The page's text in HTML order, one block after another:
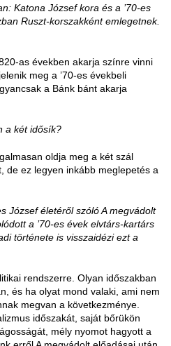
Katona József kora és a ’70-es
Ruszt-korszakként emlegetnek.
as években akarja színre vinni
meg a ’70-es évekbeli
a Bánk bánt akarja
a két idősík?
oldja meg a két szál
de ez legyen inkább meglepetés a
József életéről szóló A megvádolt
a ’70-es évek elvtárs-kartárs
története is visszaidézi ezt a
rendszerre. Olyan időszakban
és ha olyat mond valaki, ami nem
megvan a következménye.
időszakát, saját bőrükön
mély nyomot hagyott a